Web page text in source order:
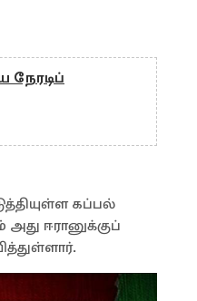
கப்பல்
அது ஈரானுக்குப்